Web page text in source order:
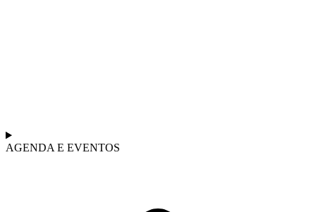
AGENDA E EVENTOS